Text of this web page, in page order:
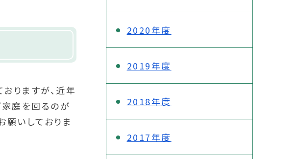
りますが、近年
庭を回るのが
願いしておりま
2020年度
2019年度
2018年度
2017年度